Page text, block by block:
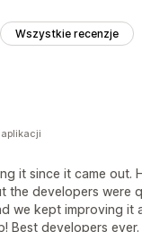
Wszystkie recenzje
it since it came out.
the developers were
we kept improving it
Best developers ever.